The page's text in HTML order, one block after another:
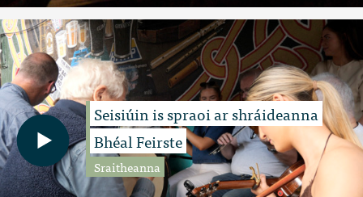
Seisiúin is spraoi ar shráideanna
Bhéal Feirste
Sraitheanna